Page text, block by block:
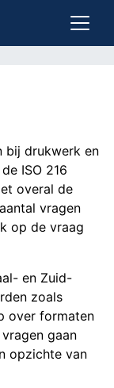
bij drukwerk en
ISO 216
overal de
vragen
op de vraag
en Zuid-
zoals
over formaten
gaan
opzichte van